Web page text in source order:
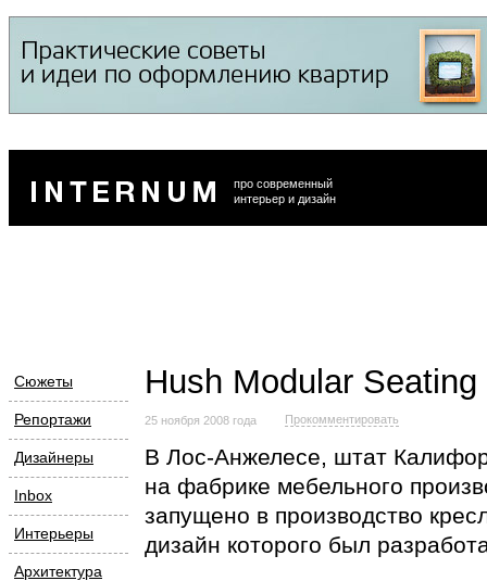
про современный
интерьер и дизайн
Сюжеты
Репортажи
Дизайнеры
Inbox
Интерьеры
Архитектура
Hush Modular Seating
25 ноября 2008 года Прокомментировать
В Лос-Анжелесе, штат
на фабрике мебельного
запущено в производство
дизайн которого был